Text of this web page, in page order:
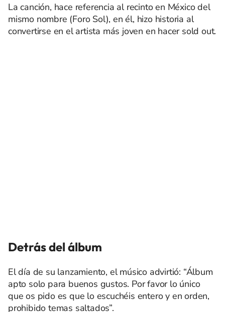
La canción, hace referencia al recinto en México del
mismo nombre (Foro Sol), en él, hizo historia al
convertirse en el artista más joven en hacer sold out.
Detrás del álbum
El día de su lanzamiento, el músico advirtió: “Álbum
apto solo para buenos gustos. Por favor lo único
que os pido es que lo escuchéis entero y en orden,
prohibido temas saltados”.